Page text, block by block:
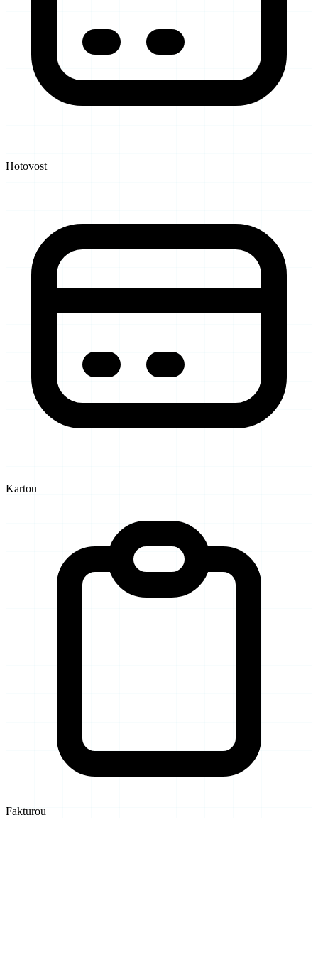
Hotovost
Kartou
Fakturou